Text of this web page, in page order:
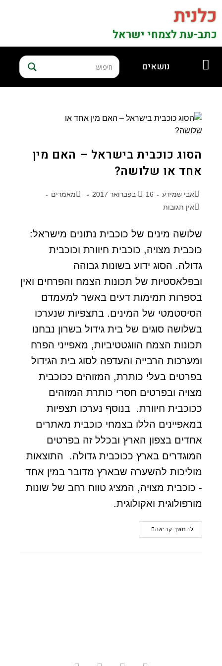
כלנית
כתב-עת לצמחי ישראל
נושאים
הסוג כוכבית בישראל – האם מין
אחד או שלושה?
אבי שמידע 16 בפברואר 2017
מאמרים
אין תגובות
שלושה מינים של כוכבית נתונים מישראל:
כוכבית מצויה, כוכבית חיוורת וכוכבית
גדולה. הסוג ידוע בשונות גבוהה
ובפלאסטיות של תכונות הצמח והפרחים ואין
בספרות תמימות דעים באשר למעמדם
הסיסטמטי של המינים. בתצפיות שנערכו
בשלושה סוגים של בית גידול בשרון נבחנו
תכונות הצמח הווגטטיביות, מאפייני הפרח
ומערכות הרבייה והעדפה לסוג בית הגידול
בפרטים בעלי כותרת, המזוהים ככוכבית
מצויה ובפרטים חסרי כותרת המזוהים
ככוכבית חיוורת. בנוסף נערכו תצפיות
במאפיינים הללו בצמחי כוכבית מאתרים
אחדים בצפון הארץ ובכלל זה בפרטים
המוגדרים בארץ ככוכבית גדולה. התוצאות
מוליכות להשערה שבארץ מדובר במין אחד
- כוכבית מצויה, המציג טווח רחב של שונות
מורפולוגית ואקולוגית.
להמשך קריאה